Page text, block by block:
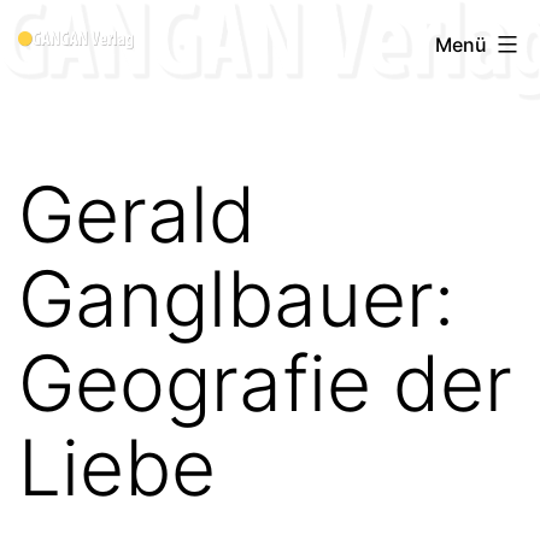
Menü
Gerald
Ganglbauer:
Geografie der
Liebe